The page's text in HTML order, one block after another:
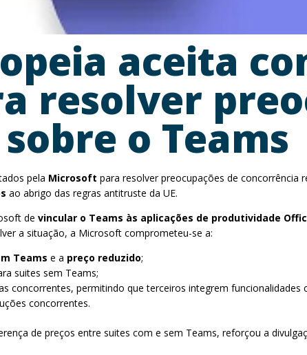
aceita
resolver
o Teams
pela Microsoft para resolver preocupações de concorrência
ao abrigo das regras antitruste da UE.
de vincular o Teams às aplicações de produtividade
a situação, a Microsoft comprometeu-se a:
Teams e a preço reduzido;
suites sem Teams;
concorrentes, permitindo que terceiros integrem funcionalidades
concorrentes.
de preços entre suites com e sem Teams, reforçou a